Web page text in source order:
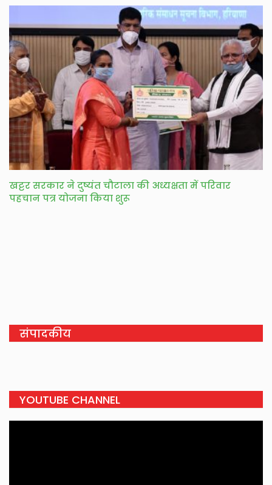
खट्टर सरकार ने दुष्यंत चौटाला की अध्यक्षता में परिवार
पहचान पत्र योजना किया शुरू
संपादकीय
YOUTUBE CHANNEL